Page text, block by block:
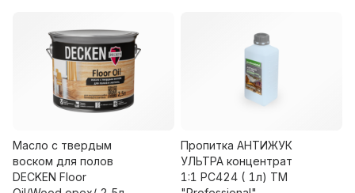
Масло с твердым
воском для полов
DECKEN Floor
Пропитка АНТИЖУК
УЛЬТРА концентрат
1:1 PC424 ( 1л) ТМ